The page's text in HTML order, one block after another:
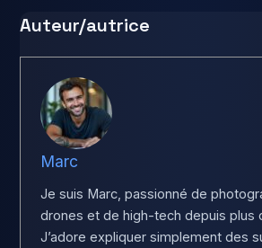
Auteur/autrice
Marc
Je suis Marc, passionné de
drones et de high-tech depuis plus
J’adore expliquer simplement des